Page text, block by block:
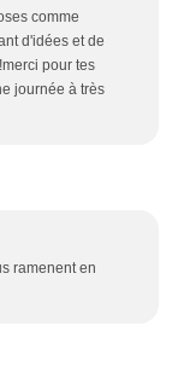
comme
d'idées et de
pour tes
journée à très
ramenent en